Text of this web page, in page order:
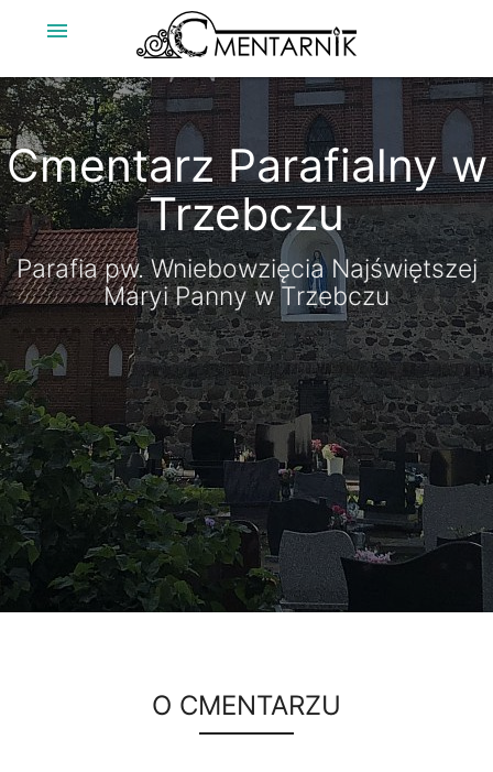
menu
Cmentarz Parafialny w
Trzebczu
Parafia pw. Wniebowzięcia Najświętszej
Maryi Panny w Trzebczu
O CMENTARZU